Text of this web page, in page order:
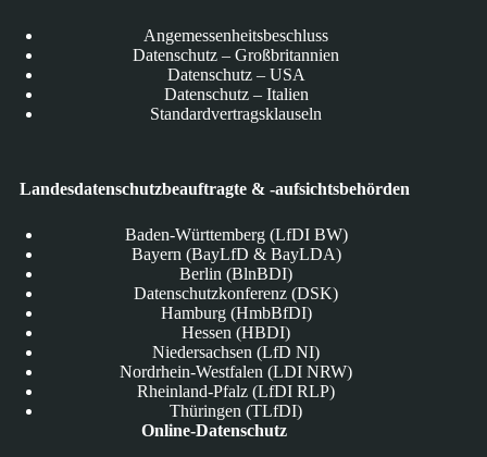
Angemessenheitsbeschluss
Datenschutz – Großbritannien
Datenschutz – USA
Datenschutz – Italien
Standardvertragsklauseln
Landesdatenschutzbeauftragte & -aufsichtsbehörden
Baden-Württemberg (LfDI BW)
Bayern (BayLfD & BayLDA)
Berlin (BlnBDI)
Datenschutzkonferenz (DSK)
Hamburg (HmbBfDI)
Hessen (HBDI)
Niedersachsen (LfD NI)
Nordrhein-Westfalen (LDI NRW)
Rheinland-Pfalz (LfDI RLP)
Thüringen (TLfDI)
Online-Datenschutz